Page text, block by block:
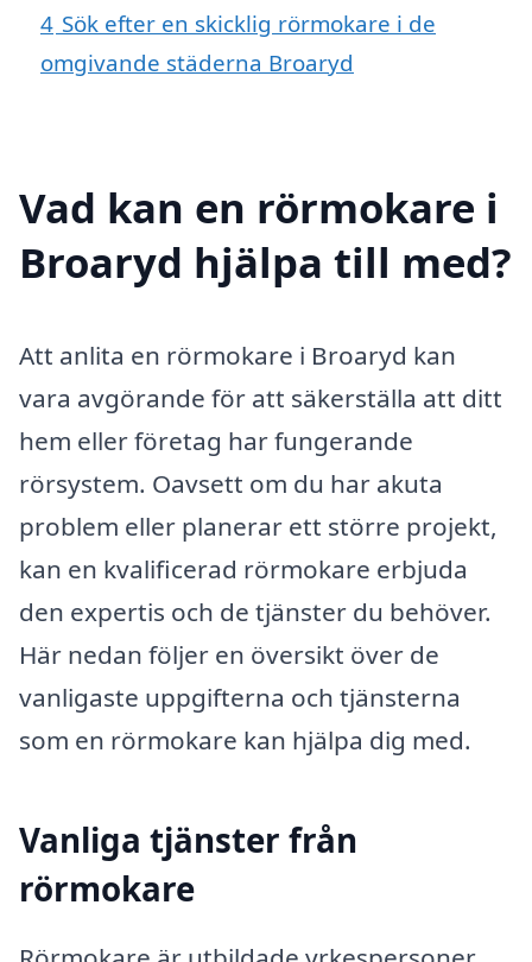
4 Sök efter en skicklig rörmokare i de
omgivande städerna Broaryd
Vad kan en rörmokare i
Broaryd hjälpa till med?
Att anlita en rörmokare i Broaryd kan
vara avgörande för att säkerställa att ditt
hem eller företag har fungerande
rörsystem. Oavsett om du har akuta
problem eller planerar ett större projekt,
kan en kvalificerad rörmokare erbjuda
den expertis och de tjänster du behöver.
Här nedan följer en översikt över de
vanligaste uppgifterna och tjänsterna
som en rörmokare kan hjälpa dig med.
Vanliga tjänster från
rörmokare